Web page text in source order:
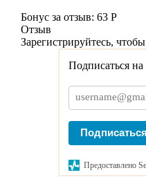
Бонус за отзыв: 63 Р
Отзыв
Зарегистрируйтесь,
Подписаться
Подписаться
Предоставлено